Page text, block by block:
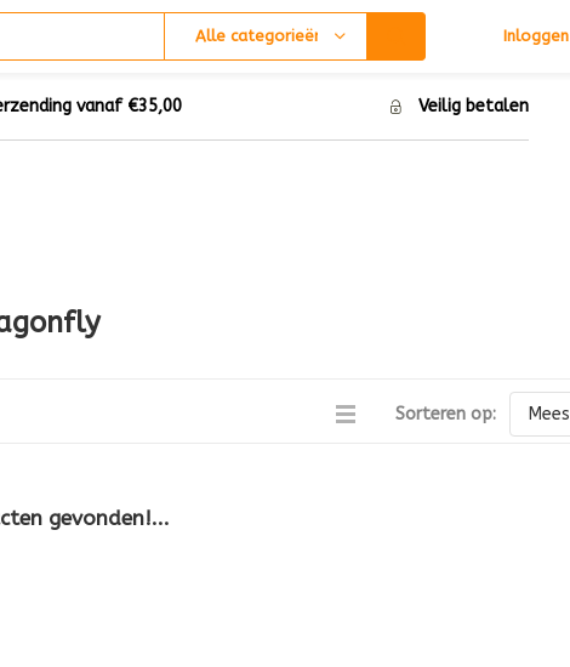
Alle categorieën Inloggen
vanaf €35,00 Veilig betalen
Sorteren op:
gevonden!...